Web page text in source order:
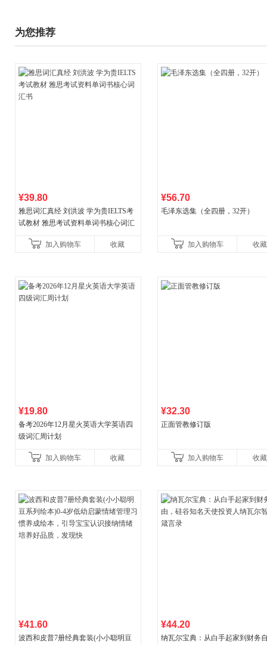
为您推荐
¥39.80
雅思词汇真经 刘洪波 学为贵IELTS考
试教材 雅思考试资料单词书核心词汇
加入购物车
收藏
¥56.70
毛泽东选集（全四册，32开）
加入购物车 收藏
¥19.80
备考2026年12月星火英语大学英语四
级词汇周计划
加入购物车 收藏
¥32.30
正面管教修订版
加入购物车 收藏
¥41.60
波西和皮普7册经典套装(小小聪明豆
¥44.20
纳瓦尔宝典：从白手起家到财务